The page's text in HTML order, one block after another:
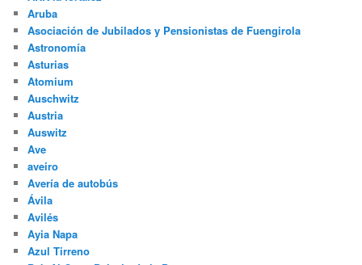
Aruba
Asociación de Jubilados y Pensionistas de Fuengirola
Astronomía
Asturias
Atomium
Auschwitz
Austria
Auswitz
Ave
aveiro
Avería de autobús
Ávila
Avilés
Ayia Napa
Azul Tirreno